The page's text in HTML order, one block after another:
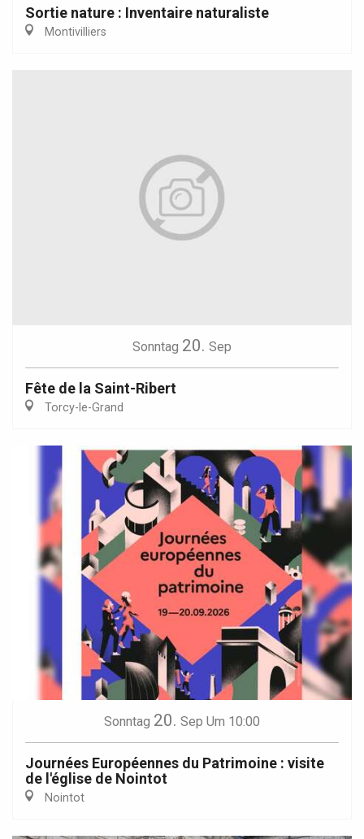
Sortie nature : Inventaire naturaliste
Montivilliers
Sonntag 20. Sep
Fête de la Saint-Ribert
Torcy-le-Grand
Sonntag 20. Sep Um 10:00
Journées Européennes du Patrimoine : visite
de l'église de Nointot
Nointot